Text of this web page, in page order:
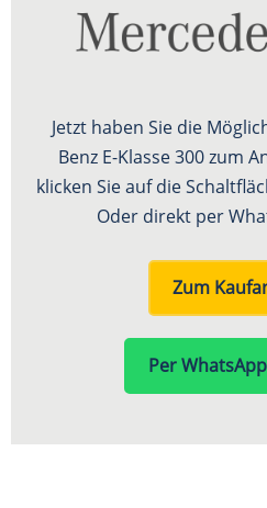
Jetzt haben Sie die
Benz E-Klasse 300 zum
klicken Sie auf die
Oder direkt per
Zum
Per